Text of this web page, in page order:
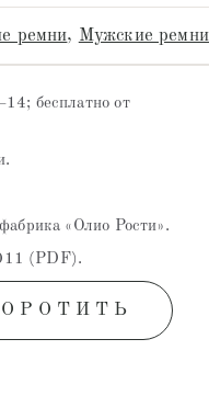
ремни, Мужские ремни
бесплатно от
«Олио Рости».
(PDF).